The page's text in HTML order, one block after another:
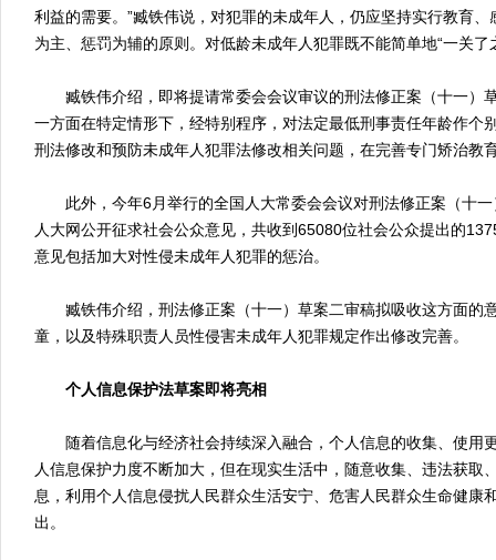
利益的需要。”臧铁伟说，对犯罪的未成年人，仍应坚持实行教育
为主、惩罚为辅的原则。对低龄未成年人犯罪既不能简单地“一关了
臧铁伟介绍，即将提请常委会会议审议的刑法修正案（十一）草
一方面在特定情形下，经特别程序，对法定最低刑事责任年龄作个
刑法修改和预防未成年人犯罪法修改相关问题，在完善专门矫治教
此外，今年6月举行的全国人大常委会会议对刑法修正案（十一
人大网公开征求社会公众意见，共收到65080位社会公众提出的
意见包括加大对性侵未成年人犯罪的惩治。
臧铁伟介绍，刑法修正案（十一）草案二审稿拟吸收这方面的
童，以及特殊职责人员性侵害未成年人犯罪规定作出修改完善。
个人信息保护法草案即将亮相
随着信息化与经济社会持续深入融合，个人信息的收集、使用
人信息保护力度不断加大，但在现实生活中，随意收集、违法获取
息，利用个人信息侵扰人民群众生活安宁、危害人民群众生命健康
出。